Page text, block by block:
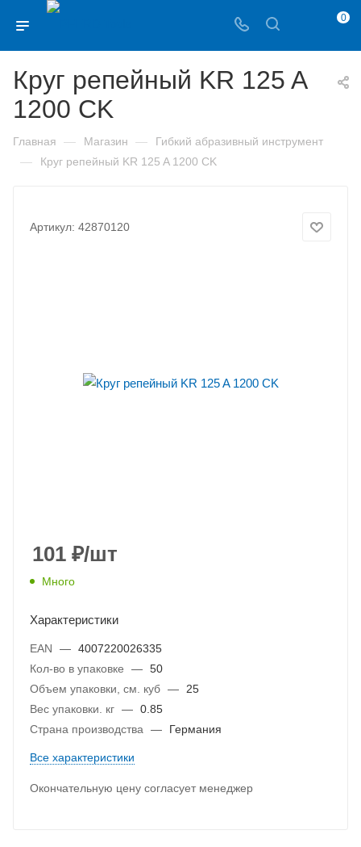
0
Круг репейный KR 125 A
1200 CK
Главная — Магазин — Гибкий абразивный инструмент
— Круг репейный KR 125 A 1200 CK
Артикул: 42870120
101 ₽/шт
Много
Характеристики
EAN — 4007220026335
Кол-во в упаковке
— 50
Объем упаковки, см. куб —
25
Вес упаковки. кг — 0.85
Страна производства
— Германия
Все характеристики
Окончательную цену согласует менеджер